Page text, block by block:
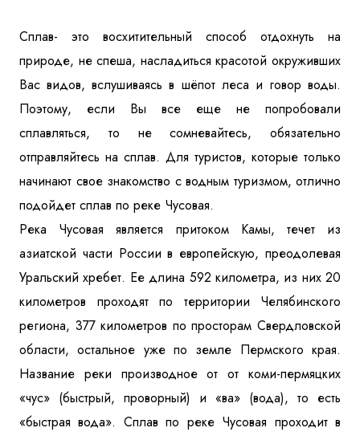
Сплав- это восхитительный способ отдохнуть на
природе, не спеша, насладиться красотой окруживших
Вас видов, вслушиваясь в шёпот леса и говор воды.
Поэтому, если Вы все еще не попробовали
сплавляться, то не сомневайтесь, обязательно
отправляйтесь на сплав. Для туристов, которые только
начинают свое знакомство с водным туризмом, отлично
подойдет сплав по реке Чусовая.
Река Чусовая является притоком Камы, течет из
азиатской части России в европейскую, преодолевая
Уральский хребет. Ее длина 592 километра, из них 20
километров проходят по территории Челябинского
региона, 377 километров по просторам Свердловской
области, остальное уже по земле Пермского края.
Название реки производное от от коми-пермяцких
«чус» (быстрый, проворный) и «ва» (вода), то есть
«быстрая вода». Сплав по реке Чусовая проходит в
ознакомленс политикой компании в отношении
обработки персональных данных
Отправить